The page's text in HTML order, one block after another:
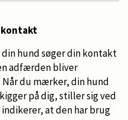
kontakt
hund søger din kontakt
adfærden bliver
du mærker, din hund
på dig, stiller sig ved
at den har brug